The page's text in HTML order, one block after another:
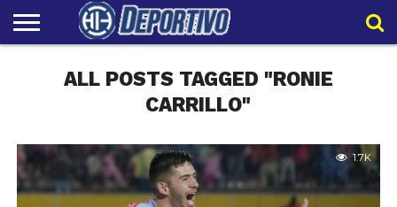
NACIONAL
INTERNACIONAL
EMBAJADORES
POLIDEPORTIVO
POLÍTICAS
CONTACTO
EQUIPOALL POSTS TAGGED "RONIE
CARRILLO"
1.7K